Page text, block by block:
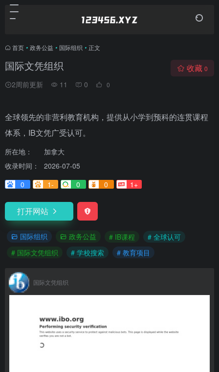
首页 • 政务公益 • 国际组织 • 正文
国际文凭组织
2周前更新 11 0 0
收藏 0
全球领先的非营利教育机构，提供从小学到预科的连贯课程
体系，IB文凭广受认可。
所在地：
加拿大
收录时间：
2026-07-05
0
1- 0 0 1+
打开网站
国际组织 政务公益 # IB课程
# 全球认可
# 国际文凭组织
# 学校搜索 # 教育项目
国际文凭组织